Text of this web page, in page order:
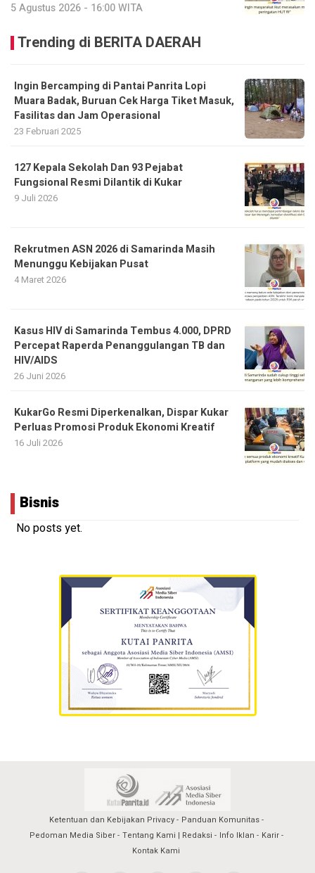
5 Agustus 2026 - 16:00 WITA
Trending di BERITA DAERAH
Ingin Bercamping di Pantai Panrita Lopi
Muara Badak, Buruan Cek Harga Tiket Masuk,
Fasilitas dan Jam Operasional
23 Februari 2025
127 Kepala Sekolah Dan 93 Pejabat
Fungsional Resmi Dilantik di Kukar
9 Juli 2026
Rekrutmen ASN 2026 di Samarinda Masih
Menunggu Kebijakan Pusat
4 Maret 2026
Kasus HIV di Samarinda Tembus 4.000, DPRD
Percepat Raperda Penanggulangan TB dan
HIV/AIDS
26 Juni 2026
KukarGo Resmi Diperkenalkan, Dispar Kukar
Perluas Promosi Produk Ekonomi Kreatif
16 Juli 2026
Bisnis
No posts yet.
Ketentuan dan Kebijakan Privacy
Panduan Komunitas
Pedoman Media Siber
Tentang Kami | Redaksi Info Iklan
Karir
Kontak Kami